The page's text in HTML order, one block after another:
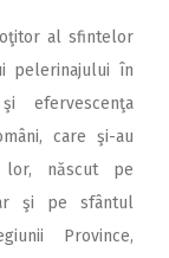
al sfintelor
pelerinajului în
efervescenţa
care şi-au
născut pe
şi pe sfântul
Province,